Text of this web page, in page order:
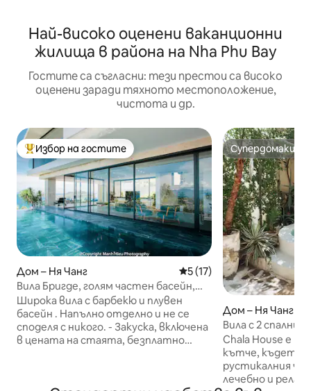
Най-високо оценени ваканционни
жилища в района на Nha Phu Bay
Гостите са съгласни: тези престои са високо
оценени заради тяхното местоположение,
чистота и др.
Най-популярен избор на гостите
Избор на гостите
Дом – Ня Чанг Средна оценка: 5 от 5,
5 (17)
Вила Бригде, голям частен басейн,
безплатна закуска
Широка вила с барбекю и плувен
басейн . Напълно отделно и не се
споделя с никого. - Закуска, включена
в цената на стаята, безплатно
Супердомакин
Супердомакин
Дом – Ня Чанг
Вила с 2 спални
3 минути до
Chala House е
кътче, където
рустикалния
лечебно и